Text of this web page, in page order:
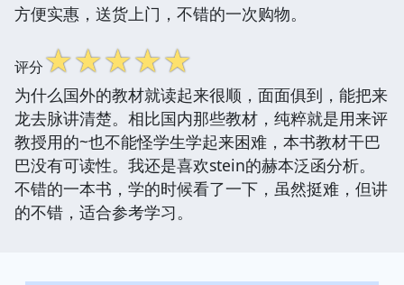
方便实惠，送货上门，不错的一次购物。
评分☆☆☆☆☆
为什么国外的教材就读起来很顺，面面俱到，能把来
龙去脉讲清楚。相比国内那些教材，纯粹就是用来评
教授用的~也不能怪学生学起来困难，本书教材干巴
巴没有可读性。我还是喜欢stein的赫本泛函分析。
不错的一本书，学的时候看了一下，虽然挺难，但讲
的不错，适合参考学习。